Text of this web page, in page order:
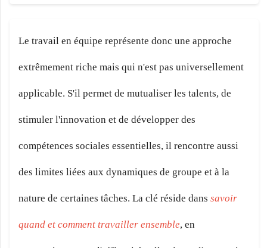
Le travail en équipe représente donc une approche
extrêmement riche mais qui n'est pas universellement
applicable. S'il permet de mutualiser les talents, de
stimuler l'innovation et de développer des
compétences sociales essentielles, il rencontre aussi
des limites liées aux dynamiques de groupe et à la
nature de certaines tâches. La clé réside dans savoir
quand et comment travailler ensemble, en